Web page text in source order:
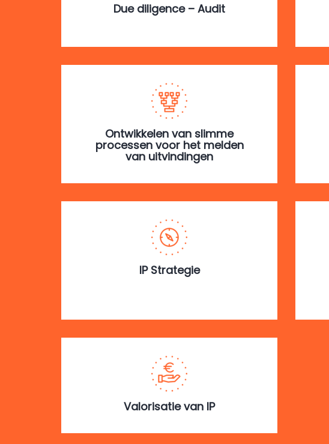
Due diligence – Audit
Ontwikkelen van slimme
processen voor het melden
van uitvindingen
IP Strategie
Valorisatie van IP